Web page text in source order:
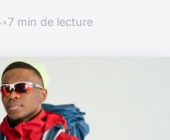
•7 min de lecture